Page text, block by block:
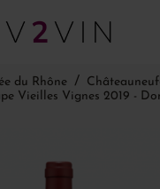
du Rhône
Vieilles Vignes 2019 -